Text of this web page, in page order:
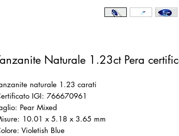
Naturale 1.23ct Pera
naturale 1.23 carati
IGI: 766670961
Pear Mixed
10.01 x 5.18 x 3.65 mm
Violetish Blue